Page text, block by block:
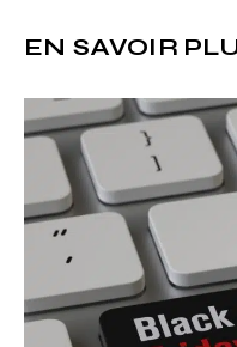
EN SAVOIR